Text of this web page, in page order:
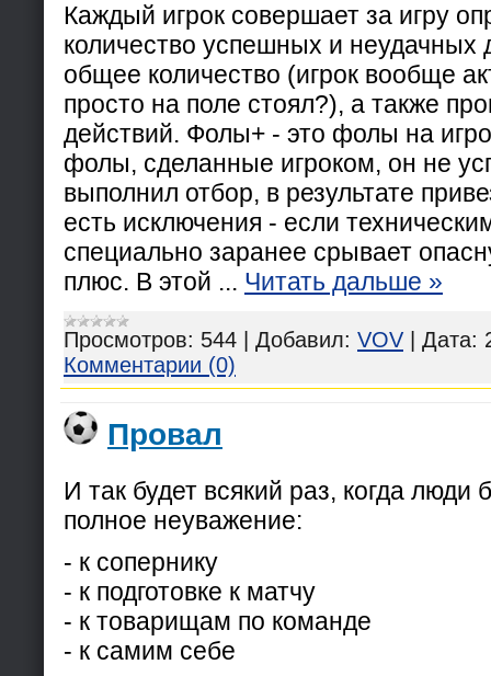
Каждый игрок совершает за игру
количество успешных и неудачных
общее количество (игрок вообще
просто на поле стоял?), а также
действий. Фолы+ - это фолы на
фолы, сделанные игроком, он не
выполнил отбор, в результате
есть исключения - если
специально заранее срывает
плюс. В этой ... Читать дальше »
Просмотров: 544 Добавил: VOV Дата:
Комментарии (0)
Провал
И так будет всякий раз, когда люди
полное неуважение:
- к сопернику
- к подготовке к матчу
- к товарищам по команде
- к самим себе